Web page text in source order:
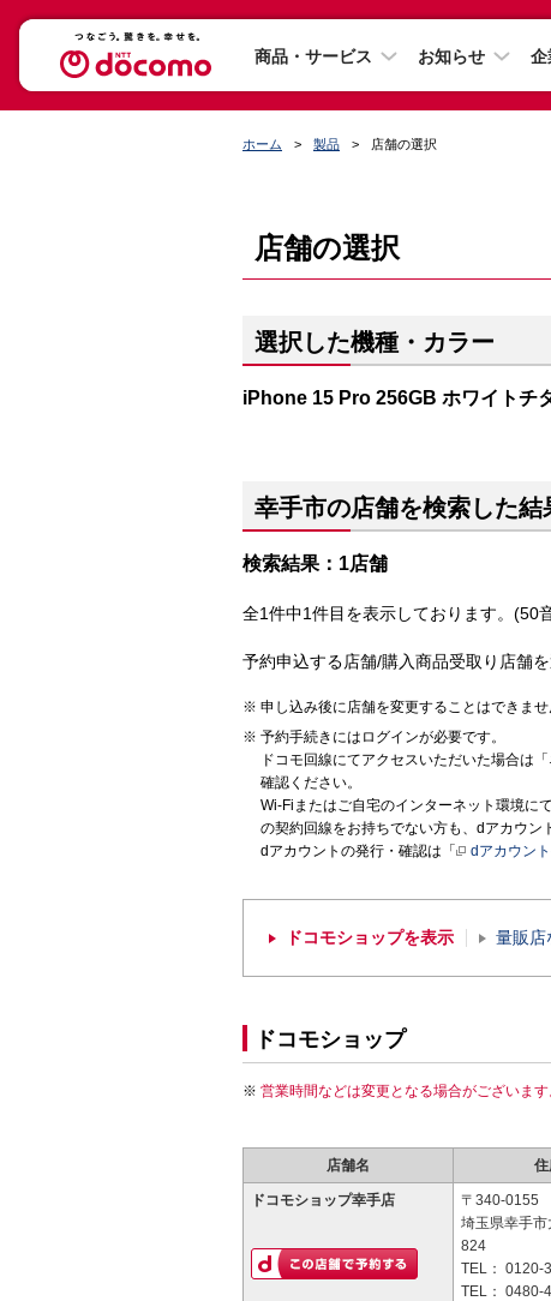
商品・サービス お知らせ 企
ホーム 製品 店舗の選択
店舗の選択
選択した機種・カラー
iPhone 15 Pro 256GB ホワイトチ
幸手市の店舗を検索した
検索結果：1店舗
全1件中1件目を表示しております。(50
予約申込する店舗/購入商品受取り店舗を
申し込み後に店舗を変更することはできませ
予約手続きにはログインが必要です。
ドコモ回線にてアクセスいただいた場合は
確認ください。
Wi-Fiまたはご自宅のインターネット環境に
の契約回線をお持ちでない方も、dアカウン
dアカウントの発行・確認は「
dアカウン
ドコモショップを表示 量販店
ドコモショップ
営業時間などは変更となる場合がございま
店舗名
ドコモショップ幸手店
〒340-0155
埼玉県幸手
824
TEL： 0120-
TEL： 0480-